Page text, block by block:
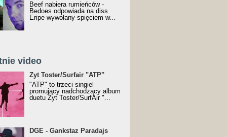
Beef nabiera rumieńców -
Bedoes odpowiada na diss
Eripe wywołany spięciem w...
video
SurfAir - ATP VIDEO
Żyt Toster/Surfair "ATP"
"ATP" to trzeci singiel
promujący nadchodzący album
duetu Żyt Toster/SurfAir "...
z nagrodą za
DGE - Gankstaz Paradajs